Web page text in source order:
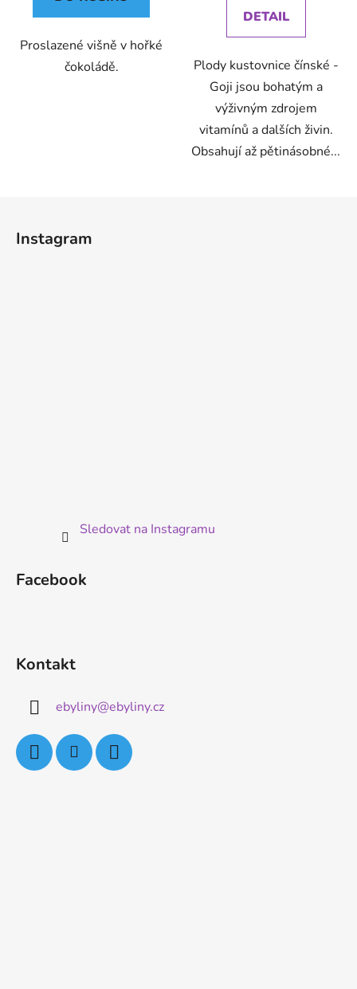
Proslazené višně v hořké
čokoládě.
DETAIL
Plody kustovnice čínské -
Goji jsou bohatým a
výživným zdrojem
vitamínů a dalších živin.
Obsahují až pětinásobné...
Instagram
Sledovat na Instagramu
Facebook
Kontakt
ebyliny@ebyliny.cz